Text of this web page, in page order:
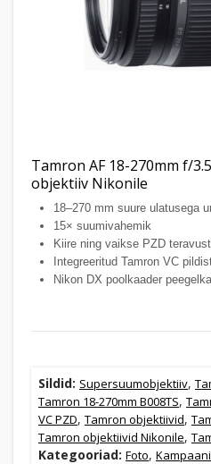
Tamron AF 18-270mm f/
objektiiv Nikonile
18–270 mm suure ulatusega
15× suumivahemik
Kiire ning vaikse PZD
Integreeritud Tamron VC
Nikon DX poolkaader
Sildid: Supersuumobjektiiv,
Tamron 18-270mm B008TS,
VC PZD, Tamron objektiivid,
Tamron objektiivid Nikonile,
Kategooriad: Foto,